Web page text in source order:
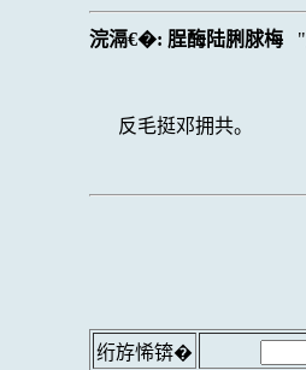
浣滆€�: 脭酶陆脷脙梅
反毛挺邓拥共。
绗斿悕锛�